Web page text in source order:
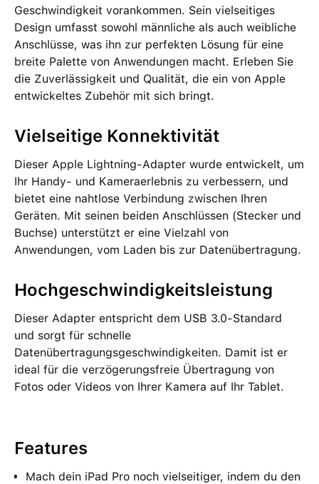
Geschwindigkeit vorankommen. Sein vielseitiges
Design umfasst sowohl männliche als auch weibliche
Anschlüsse, was ihn zur perfekten Lösung für eine
breite Palette von Anwendungen macht. Erleben Sie
die Zuverlässigkeit und Qualität, die ein von Apple
entwickeltes Zubehör mit sich bringt.
Vielseitige Konnektivität
Dieser Apple Lightning-Adapter wurde entwickelt, um
Ihr Handy- und Kameraerlebnis zu verbessern, und
bietet eine nahtlose Verbindung zwischen Ihren
Geräten. Mit seinen beiden Anschlüssen (Stecker und
Buchse) unterstützt er eine Vielzahl von
Anwendungen, vom Laden bis zur Datenübertragung.
Hochgeschwindigkeitsleistung
Dieser Adapter entspricht dem USB 3.0-Standard
und sorgt für schnelle
Datenübertragungsgeschwindigkeiten. Damit ist er
ideal für die verzögerungsfreie Übertragung von
Fotos oder Videos von Ihrer Kamera auf Ihr Tablet.
Features
Mach dein iPad Pro noch vielseitiger, indem du den